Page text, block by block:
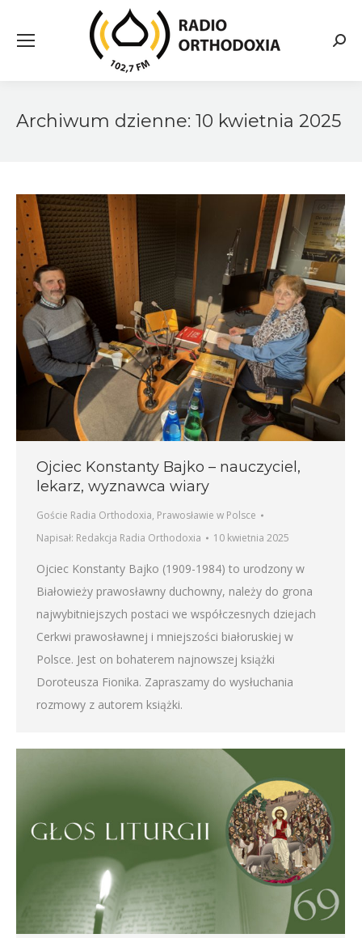
Archiwum dzienne: 10 kwietnia 2025
Ojciec Konstanty Bajko – nauczyciel,
lekarz, wyznawca wiary
Goście Radia Orthodoxia, Prawosławie w Polsce
Napisał: Redakcja Radia Orthodoxia 10 kwietnia 2025
Ojciec Konstanty Bajko (1909-1984) to urodzony w
Białowieży prawosławny duchowny, należy do grona
najwybitniejszych postaci we współczesnych dziejach
Cerkwi prawosławnej i mniejszości białoruskiej w
Polsce. Jest on bohaterem najnowszej książki
Doroteusza Fionika. Zapraszamy do wysłuchania
rozmowy z autorem książki.